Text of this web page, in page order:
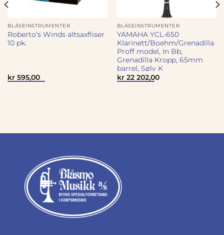
BLÅSEINSTRUMENTER
Roberto’s Winds altsaxfliser
10 pk.
kr595,00
BLÅSEINSTRUMENTER
YAMAHA YCL-650
Klarinett/Boehm/Grenadilla
Proff model, In Bb,
Grenadilla Kropp, 65mm
barrel, Sølv K
kr22 202,00